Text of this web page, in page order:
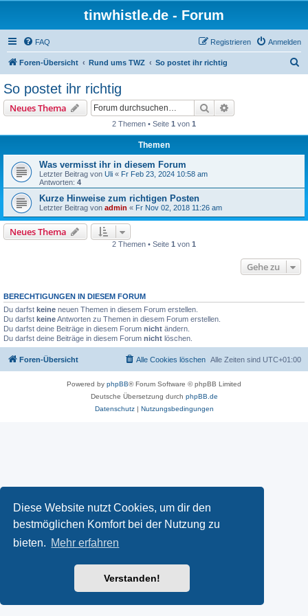
Diese Website nutzt Cookies, um dir den
bestmöglichen Komfort bei der Nutzung zu
bieten. Mehr erfahren
Verstanden!
tinwhistle.de - Forum
FAQ Anmelden
Registrieren
Foren-Übersicht Rund ums TWZ So postet ihr richtig
So postet ihr richtig
Neues Thema Suche
2 Themen • Seite 1 von 1
Themen
Was vermisst ihr in diesem Forum
Letzter Beitrag von Uli « Fr Feb 23, 2024 10:58 am
Antworten: 4
Kurze Hinweise zum richtigen Posten
Letzter Beitrag von admin « Fr Nov 02, 2018 11:26 am
Neues Thema
2 Themen • Seite 1 von 1
Gehe zu
BERECHTIGUNGEN IN DIESEM FORUM
Du darfst keine neuen Themen in diesem Forum erstellen.
Du darfst keineAntworten zu Themen in diesem Forum erstellen.
Du darfst deine Beiträge in diesem Forum nicht ändern.
Du darfst deine Beiträge in diesem Forum nicht löschen.
Foren-Übersicht Alle Zeiten sind UTC+01:00
Alle Cookies löschen
Powered by phpBB® Forum Software © phpBB Limited
Deutsche Übersetzung durch phpBB.de
Datenschutz| Nutzungsbedingungen